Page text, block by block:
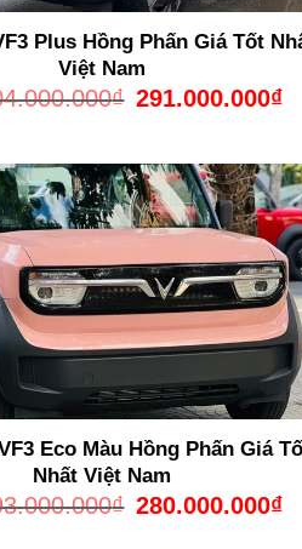
Plus Hồng Phấn Giá Tốt
Việt Nam
₫
Giá
gốc
291.000.000₫Giá
Eco Màu Hồng Phấn Giá
Nhất Việt Nam
₫
Giá
gốc
280.000.000₫Giá